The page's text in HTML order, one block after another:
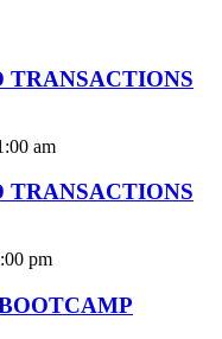
TRANSACTIONS
am
TRANSACTIONS
pm